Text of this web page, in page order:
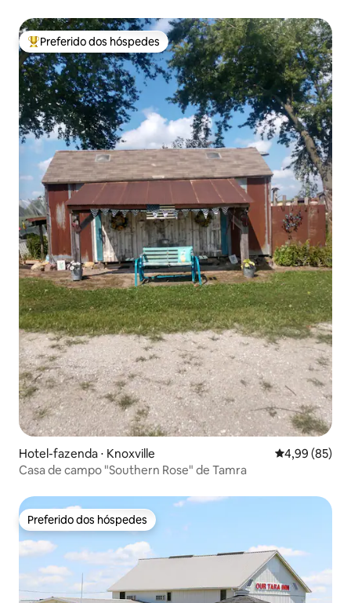
Entre os melhores preferidos dos hóspedes
Preferido dos hóspedes
Hotel-fazenda ⋅ Knoxville 4,99 de uma
4,99 (85)
Casa de campo "Southern Rose" de Tamra
Preferido dos hóspedes
Preferido dos hóspedes